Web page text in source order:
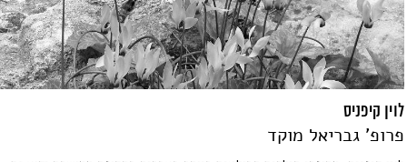
לוין קיפניס
פרופ' גבריאל מוקד